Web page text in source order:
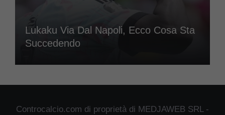
Lukaku Via Dal Napoli, Ecco Cosa Sta
Succedendo
Controcalcio.com di proprietà di MEDJAWEB SRL -